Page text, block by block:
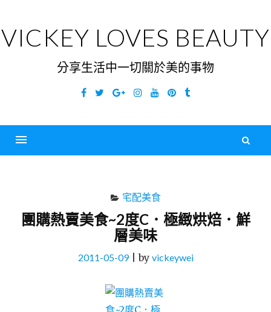
content
VICKEY LOVES BEAUTY
分享生活中一切關於美的事物
Facebook
TwitterGoogleInstagramYouTubePinterest
Tumblr
宅配美食
團購熱賣美食~2度C．極緻烘焙．鮮
層美味
2011-05-09|by vickeywei